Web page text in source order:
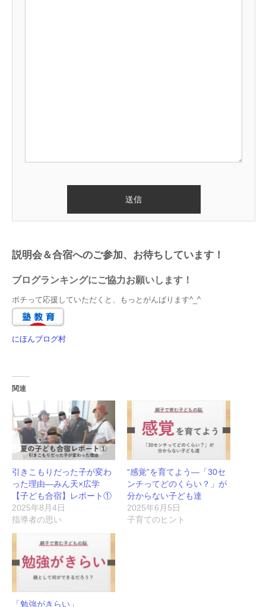
説明会＆合宿へのご参加、お待ちしています！
ブログランキングにご協力お願いします！
ポチって応援していただくと、もっとがんばります^_^
にほんブログ村
関連
引きこもりだった子が変わ
った理由―みん天×広学
【子ども合宿】レポート①
2025年8月4日
指導者の思い
“感覚”を育てよう―「30セ
ンチってどのくらい？」が
分からない子ども達
2025年6月5日
子育てのヒント
「勉強がきらい」